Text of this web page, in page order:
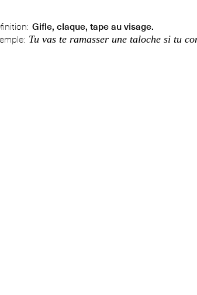
Gifle, claque, tape au visage.
Tu vas te ramasser une taloche si tu